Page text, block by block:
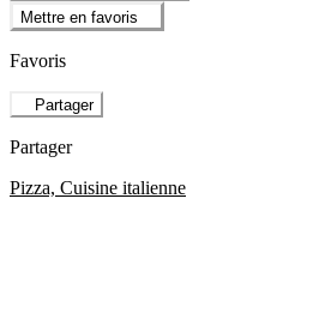
Mettre en favoris
Favoris
Partager
Partager
Pizza, Cuisine italienne